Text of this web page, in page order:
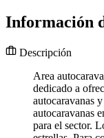
Información
Descripción
Area
dedicado a
autocaravanas
autocaravanas
para el sector.